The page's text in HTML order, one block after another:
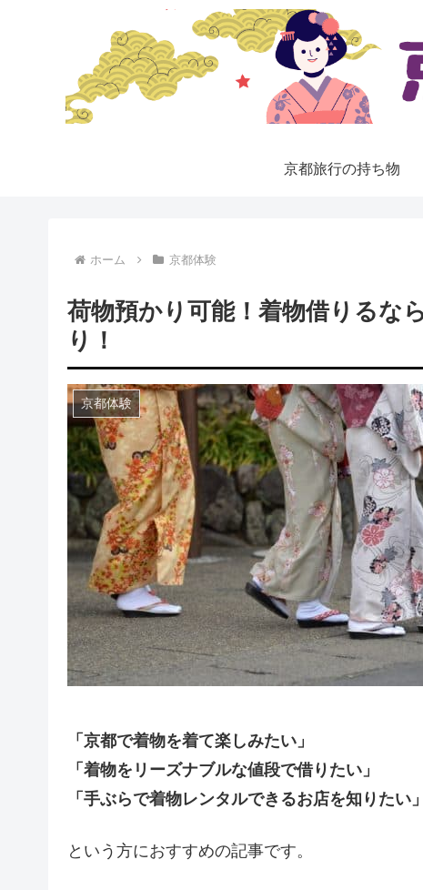
京都旅行の持ち物
ホーム 京都体験
荷物預かり可能！着物借りるな
り！
京都体験
「京都で着物を着て楽しみたい」
「着物をリーズナブルな値段で借りたい」
「手ぶらで着物レンタルできるお店を知りたい」
という方におすすめの記事です。